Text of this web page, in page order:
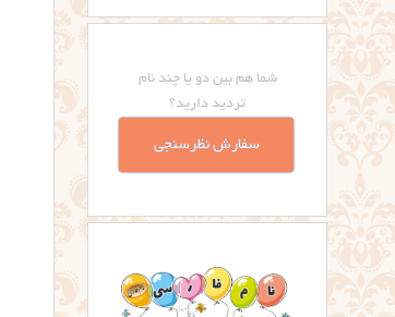
شما هم بین دو یا چند نام
تردید دارید؟
سفارش نظرسنجی